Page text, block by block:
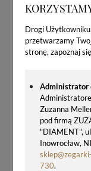
Drogi
przetwarzamy
stronę, zapoznaj
Administrator
Zuzanna
pod firmą
"DIAMENT",
Inowrocław,
730.